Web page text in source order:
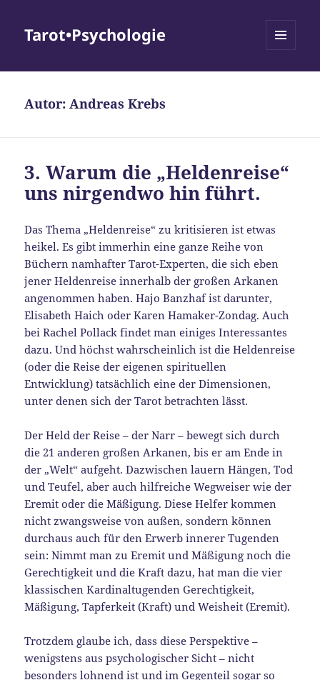
Tarot•Psychologie
Autor:Andreas Krebs
3. Warum die „Heldenreise“
uns nirgendwo hin führt.
Das Thema „Heldenreise“ zu kritisieren ist etwas
heikel. Es gibt immerhin eine ganze Reihe von
Büchern namhafter Tarot-Experten, die sich eben
jener Heldenreise innerhalb der großen Arkanen
angenommen haben. Hajo Banzhaf ist darunter,
Elisabeth Haich oder Karen Hamaker-Zondag. Auch
bei Rachel Pollack findet man einiges Interessantes
dazu. Und höchst wahrscheinlich ist die Heldenreise
(oder die Reise der eigenen spirituellen
Entwicklung) tatsächlich eine der Dimensionen,
unter denen sich der Tarot betrachten lässt.
Der Held der Reise – der Narr – bewegt sich durch
die 21 anderen großen Arkanen, bis er am Ende in
der „Welt“ aufgeht. Dazwischen lauern Hängen, Tod
und Teufel, aber auch hilfreiche Wegweiser wie der
Eremit oder die Mäßigung. Diese Helfer kommen
nicht zwangsweise von außen, sondern können
durchaus auch für den Erwerb innerer Tugenden
sein: Nimmt man zu Eremit und Mäßigung noch die
Gerechtigkeit und die Kraft dazu, hat man die vier
klassischen Kardinaltugenden Gerechtigkeit,
Mäßigung, Tapferkeit (Kraft) und Weisheit (Eremit).
Trotzdem glaube ich, dass diese Perspektive –
wenigstens aus psychologischer Sicht – nicht
besonders lohnend ist und im Gegenteil sogar so